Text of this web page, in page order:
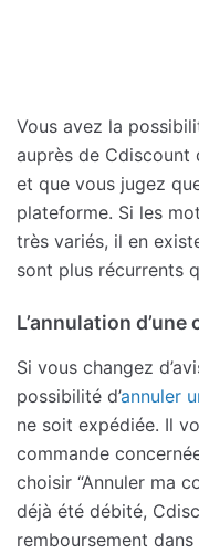
Vous avez la
auprès de Cdiscount
et que vous jugez
plateforme. Si les
très variés, il en
sont plus récurrents
L’annulation
Si vous changez
possibilité d’annuler
ne soit expédiée. Il
commande
choisir “Annuler ma
déjà été débité,
remboursement dans